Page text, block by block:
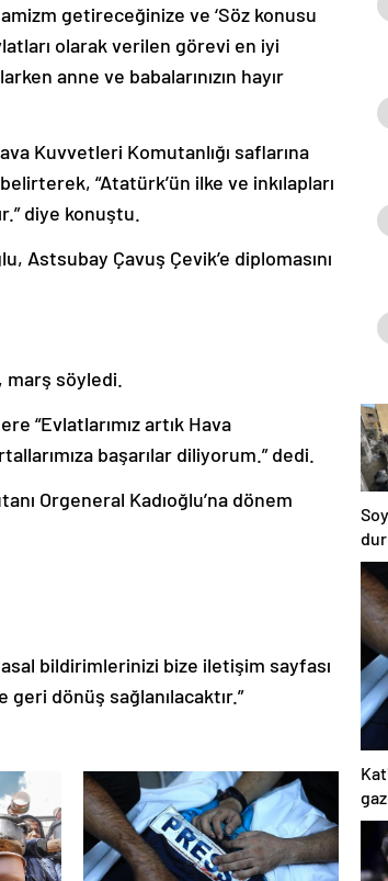
getireceğinize ve ‘Söz konusu
olarak verilen görevi en iyi
anne ve babalarınızın hayır
Kuvvetleri Komutanlığı saflarına
“Atatürk’ün ilke ve inkılapları
diye konuştu.
Astsubay Çavuş Çevik’e diplomasını
marş söyledi.
“Evlatlarımız artık Hava
başarılar diliyorum.” dedi.
Orgeneral Kadıoğlu’na dönem
bildirimlerinizi bize iletişim sayfası
dönüş sağlanılacaktır.”